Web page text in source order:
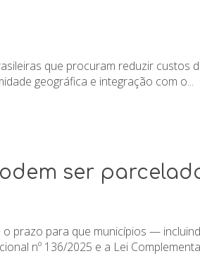
que procuram reduzir custos
geográfica e integração com o...
ser
prazo para que municípios —
nº 136/2025 e a Lei